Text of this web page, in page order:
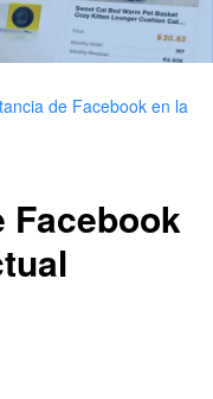
de Facebook en la
Facebook